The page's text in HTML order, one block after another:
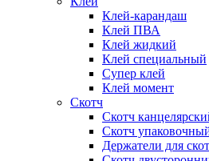
Клей-карандаш
Клей ПВА
Клей жидкий
Клей специальный
Супер клей
Клей момент
Скотч
Скотч
Скотч
Держатели для